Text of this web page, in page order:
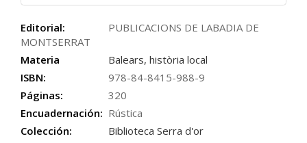
Editorial:
PUBLICACIONS DE LABADIA DE
MONTSERRAT
Materia
Balears, història local
ISBN:
978-84-8415-988-9
Páginas:
320
Encuadernación: Rústica
Colección:
Biblioteca Serra d'or